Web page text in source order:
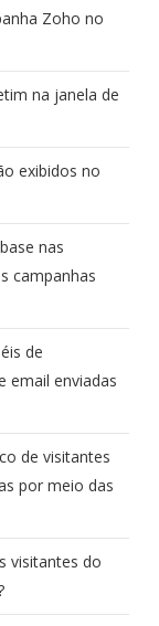
Zoho no
na janela de
exibidos no
nas
campanhas
de
email enviadas
de visitantes
por meio das
visitantes do